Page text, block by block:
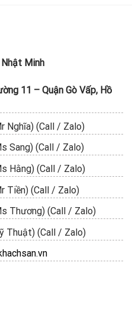
Nhật Minh
11 – Quận Gò Vấp, Hồ
Nghĩa) (Call / Zalo)
Sang) (Call / Zalo)
Hằng) (Call / Zalo)
Tiền) (Call / Zalo)
Thương) (Call / Zalo)
Thuật) (Call / Zalo)